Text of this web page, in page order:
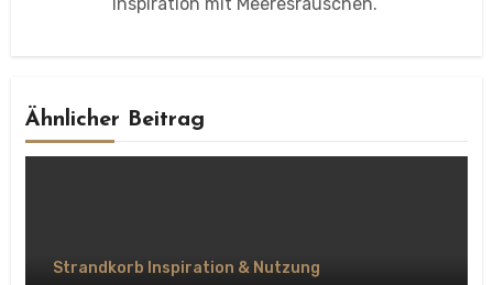
Ähnlicher Beitrag
Strandkorb Inspiration & Nutzung